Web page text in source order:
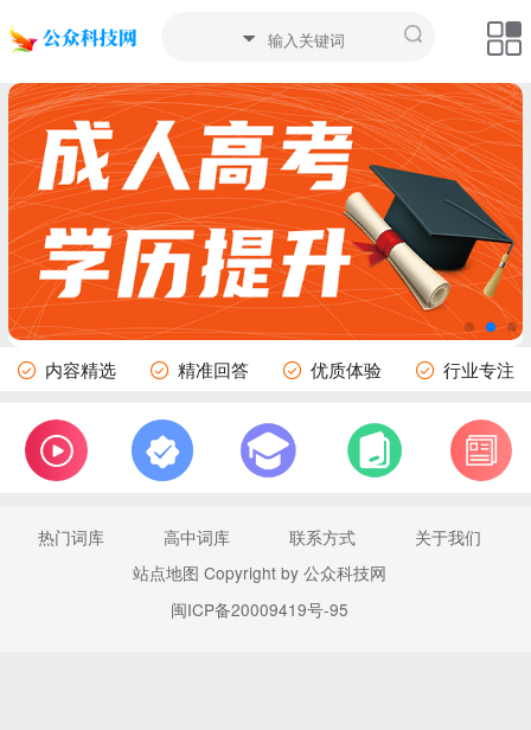
内容精选 精准回答 优质体验 行业专注
热门词库 高中词库 联系方式
关于我们
站点地图 Copyright by 公众科技网
闽ICP备20009419号-95